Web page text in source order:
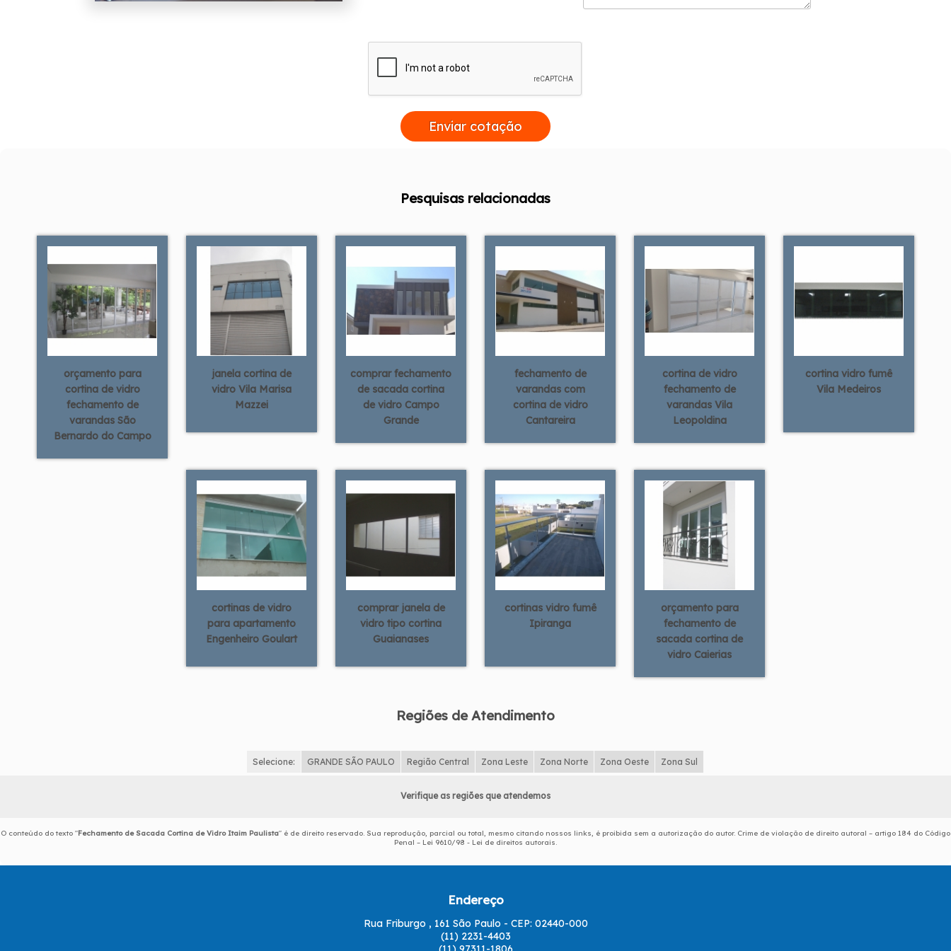
Enviar cotação
Pesquisas relacionadas
orçamento para
cortina de vidro
fechamento de
varandas São
Bernardo do Campo
janela cortina de
vidro Vila Marisa
Mazzei
comprar fechamento
de sacada cortina
de vidro Campo
Grande
fechamento de
varandas com
cortina de vidro
Cantareira
cortina de vidro
fechamento de
varandas Vila
Leopoldina
cortina vidro fumê
Vila Medeiros
cortinas de vidro
para apartamento
Engenheiro Goulart
comprar janela de
vidro tipo cortina
Guaianases
cortinas vidro fumê
Ipiranga
orçamento para
fechamento de
sacada cortina de
vidro Caierias
Regiões de Atendimento
Selecione: GRANDE SÃO PAULO Região Central Zona Leste Zona Norte Zona Oeste Zona Sul
Verifique as regiões que atendemos
O conteúdo do texto "Fechamento de Sacada Cortina de Vidro Itaim Paulista" é de direito reservado. Sua reprodução, parcial ou total, mesmo citando nossos links, é proibida sem a autorização do autor. Crime de violação de direito autoral – artigo 184 do Código
Penal – Lei 9610/98 - Lei de direitos autorais.
Endereço
Rua Friburgo , 161 São Paulo - CEP: 02440-000
(11) 2231-4403